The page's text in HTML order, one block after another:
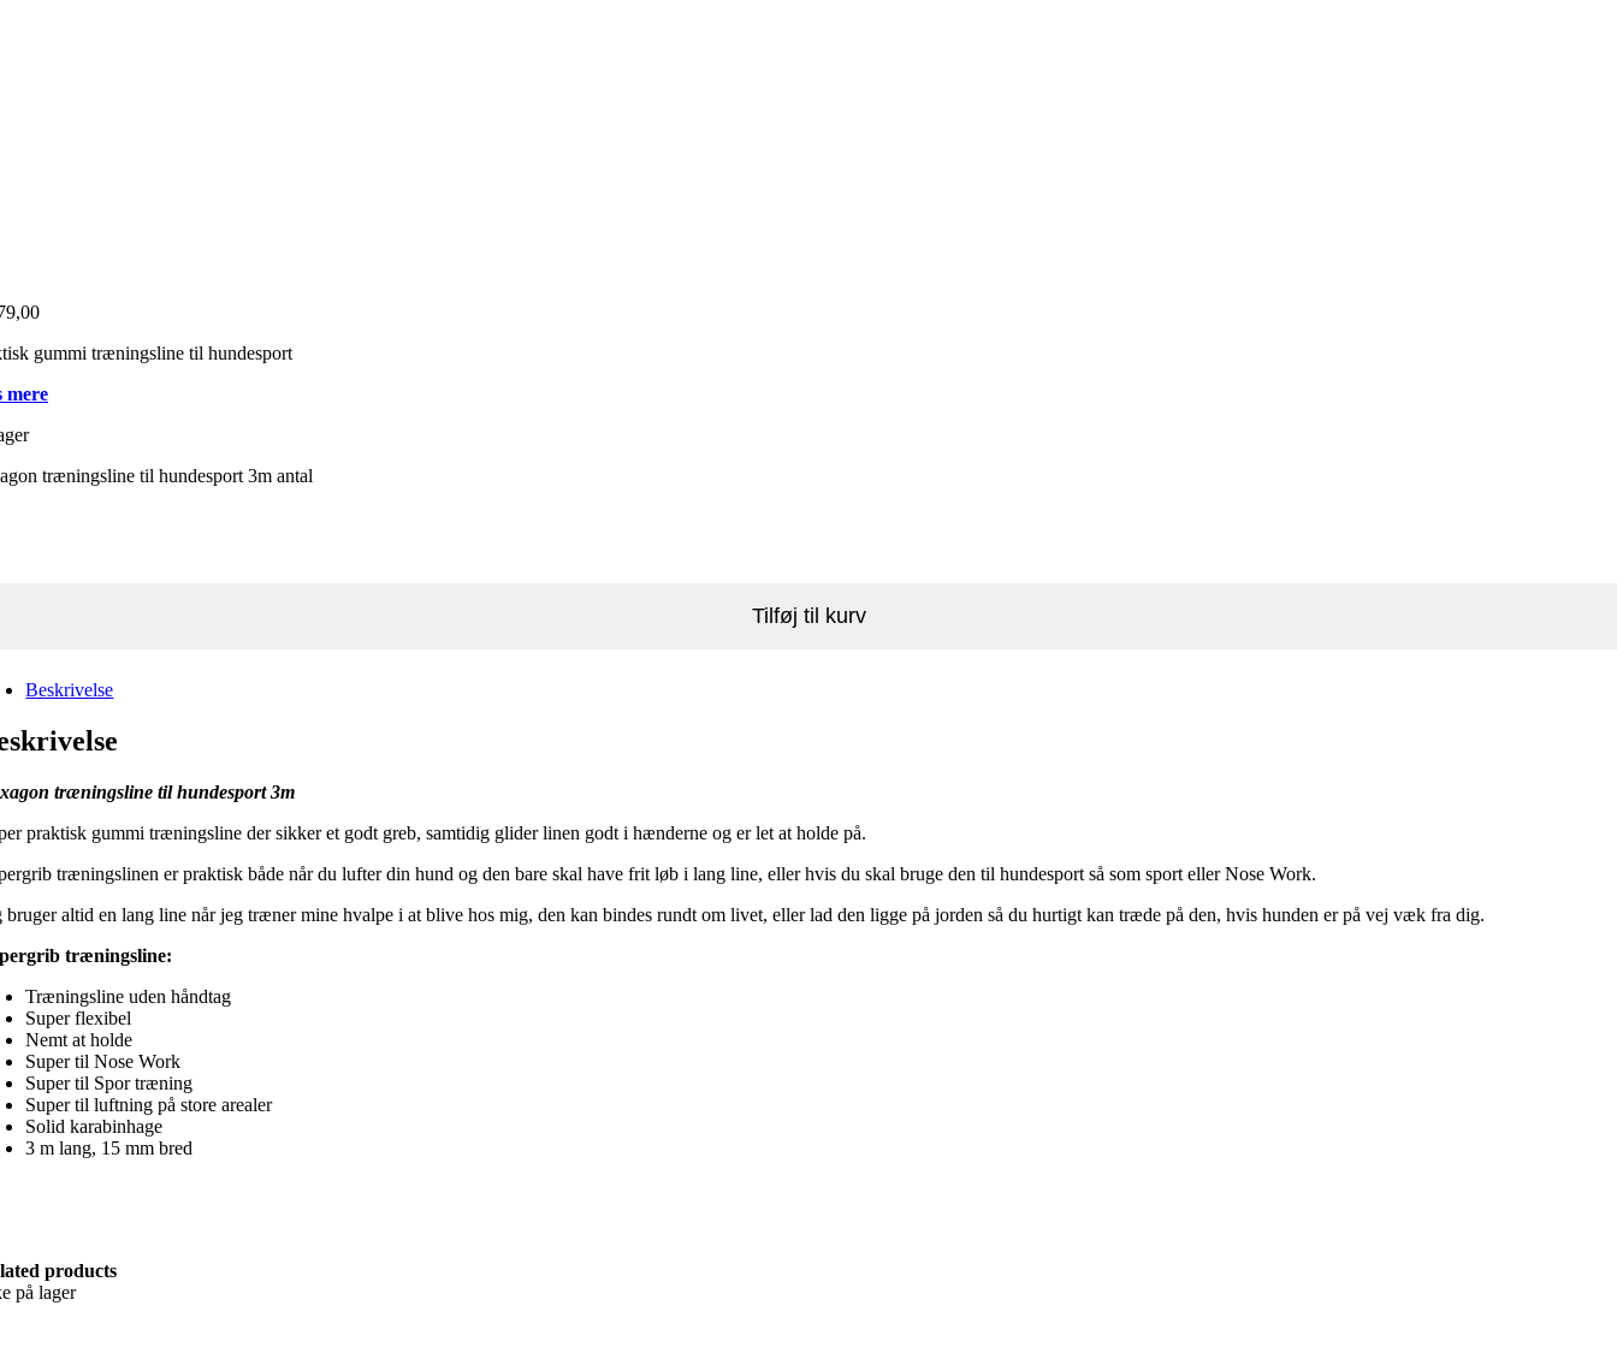
gummi træningsline til hundesport
mere
træningsline til hundesport 3m antal
Tilføj til kurv
Beskrivelse
træningsline til hundesport 3m
praktisk gummi træningsline der sikker et godt greb, samtidig glider linen godt i hænderne og er let at holde på.
træningslinen er praktisk både når du lufter din hund og den bare skal have frit løb i lang line, eller hvis du skal bruge den til hundesport så som sport eller Nose Work.
bruger altid en lang line når jeg træner mine hvalpe i at blive hos mig, den kan bindes rundt om livet, eller lad den ligge på jorden så du hurtigt kan træde på den, hvis hunden er på vej væk fra dig.
træningsline:
Træningsline uden håndtag
Super flexibel
Nemt at holde
Super til Nose Work
Super til Spor træning
Super til luftning på store arealer
Solid karabinhage
3 m lang, 15 mm bred
products
på lager